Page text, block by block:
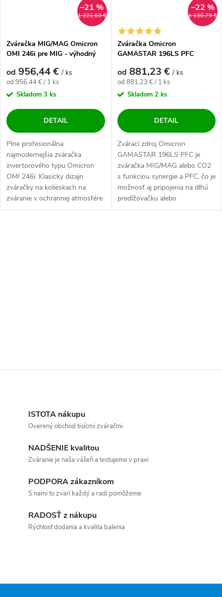
1 221,60 €
–21 %
Zváračka MIG/MAG Omicron
OMI 246i pre MIG - výhodný
od 956,44 €/ ks
Jednotková cena:
od 956,44 € / 1 ks
Skladom 3 ks
DETAIL
Plne profesionálna
najmodernejšia zváračka
invertorového typu Omicron
OMI 246i. Klasicky dizajn
zváračky na kolieskach na
zváranie v ochrannej atmosfére
MIG. Výkonné chladenie...
1 130,79 €
–22 %
Zváračka Omicron
GAMASTAR 196LS PFC
MMA a LiftTIG - výhodný SET
od 881,23 €/ ks
Jednotková cena:
od 881,23 € / 1 ks
Skladom 2 ks
DETAIL
Zvárací zdroj Omicron
GAMASTAR 196LS PFC je
zváračka MIG/MAG alebo CO2
s funkciou synergie a PFC, čo je
možnosť aj pripojenia na dlhú
predlžovačku alebo
elektrocentrálu - ale...
ISTOTA nákupu
Overený obchod tisícmi zváračmi
NADŠENIE kvalitou
Zváranie je naša vášeň a testujeme v praxi
PODPORA zákazníkom
S nami to zvarí každý a radi pomôžeme
RADOSŤ z nákupu
Rýchlosť dodania a kvalita balenia